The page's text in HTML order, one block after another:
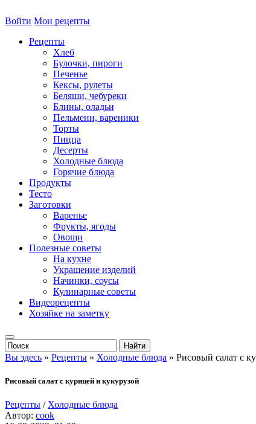
Войти Мои рецепты
Рецепты
Хлеб
Булочки, пироги
Печенье
Кексы, рулеты
Беляши, чебуреки
Блины, оладьи
Пельмени, вареники
Торты
Пицца
Десерты
Холодные блюда
Горячие блюда
Продукты
Тесто
Заготовки
Варенье
Фрукты, ягоды
Овощи
Полезные советы
На кухне
Украшение изделий
Начинки, соусы
Кулинарные советы
Видеорецепты
Хозяйке на заметку
Вы здесь » Рецепты » Холодные блюда » Рисовый салат с
Рисовый салат с курицей и кукурузой
Рецепты / Холодные блюда
Автор: cook